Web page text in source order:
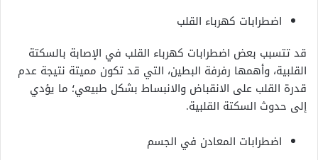
اضطرابات كهرباء القلب
قد تتسبب بعض اضطرابات كهرباء القلب في الإصابة بالسكتة
القلبية، وأهمها رفرفة البطين، التي قد تكون مميتة نتيجة عدم
قدرة القلب على الانقباض والانبساط بشكل طبيعي؛ ما يؤدي
إلى حدوث السكتة القلبية.
اضطرابات المعادن في الجسم